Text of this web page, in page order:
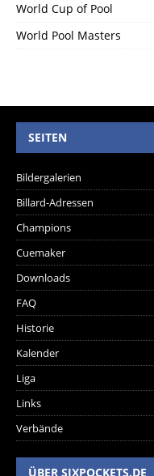
World Cup of Pool
World Pool Masters
SEITEN
Bildergalerien
Billard-Adressen
Champions
Cuemaker
Downloads
FAQ
Historie
Kalender
Liga
Links
Verbände
ÜBER SIXPOCKETS.DE